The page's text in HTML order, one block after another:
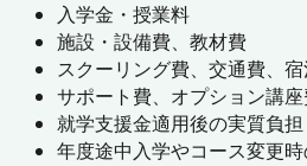
入学金・授業料
施設・設備費、教材費
スクーリング費、交通費、
サポート費、オプション講
就学支援金適用後の実質負担
年度途中入学やコース変更